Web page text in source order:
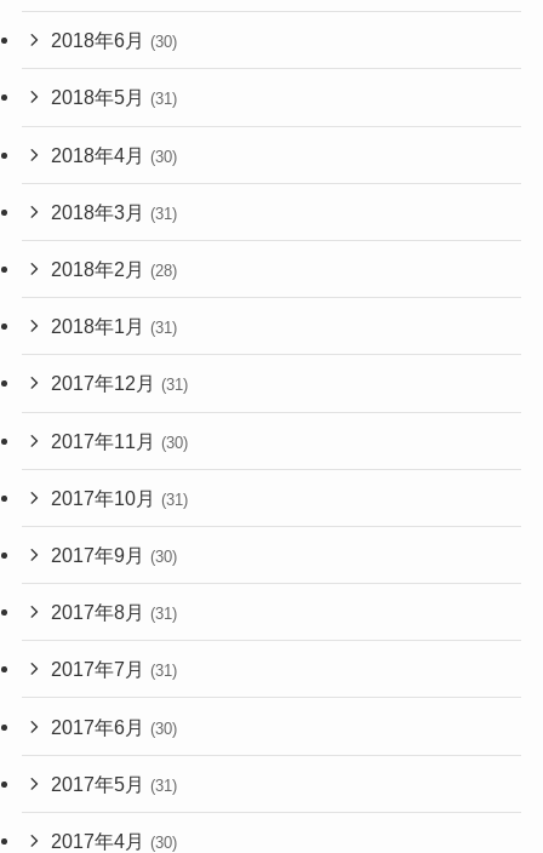
2018年6月 (30)
2018年5月 (31)
2018年4月 (30)
2018年3月 (31)
2018年2月 (28)
2018年1月 (31)
2017年12月 (31)
2017年11月 (30)
2017年10月 (31)
2017年9月 (30)
2017年8月 (31)
2017年7月 (31)
2017年6月 (30)
2017年5月 (31)
2017年4月 (30)